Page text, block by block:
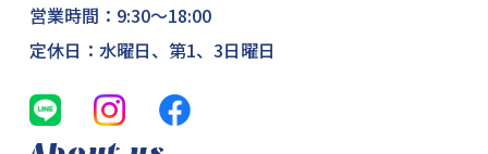
営業時間：9:30～18:00
定休日：水曜日、第1、3日曜日